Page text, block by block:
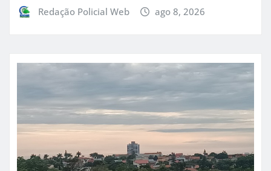
Redação Policial Web ago 8, 2026